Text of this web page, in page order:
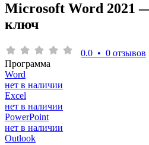
Microsoft Word 2021
ключ
0.0 • 0 отзывов
Программа
Word
нет в наличии
Excel
нет в наличии
PowerPoint
нет в наличии
Outlook